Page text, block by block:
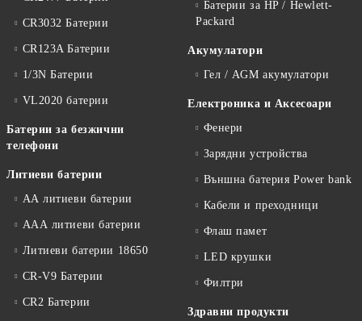
CR3032 Батерии
CR123A Батерии
1/3N Батерии
VL2020 батерии
Батерии за безжични
телефони
Литиеви батерии
АА литиеви батерии
ААА литиеви батерии
Литиеви батерии 18650
CR-V9 Батерии
CR2 Батерии
Батерии за HP / Hewlett-
Packard
Акумулатори
Гел / AGM акумулатори
Електроника и Аксесоари
Фенери
Зарядни устройства
Външна батерия Power bank
Кабели и преходници
Флаш памет
LED крушки
Филтри
Здравни продукти